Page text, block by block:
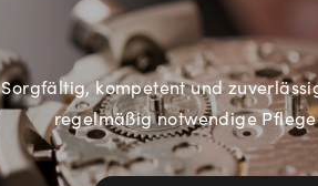
Sorgfältig, kompetent und
regelmäßig notwendige